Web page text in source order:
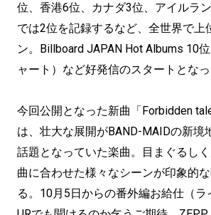
位、香港6位、カナダ3位、アイルラ
では2位を記録するなど、全世界で上
ン。Billboard JAPAN Hot Albums 10
ャート）など好発信のスタートとなっ
今回公開となった新曲「Forbidden
は、壮大な展開がBAND-MAIDの新境
話題となっていた楽曲。目まぐるし
曲に合わせた様々なシーンが印象的
る。10月5日からの番外編お給仕（ラ